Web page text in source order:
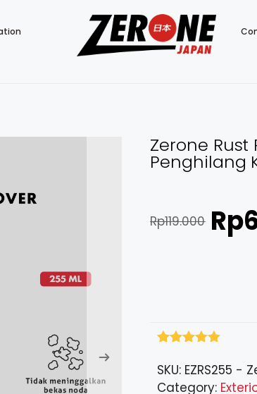
Zerone Rust
Penghilang
Rp119.000 Rp
out of 5
based on
customer
SKU: EZRS255 -
Category: